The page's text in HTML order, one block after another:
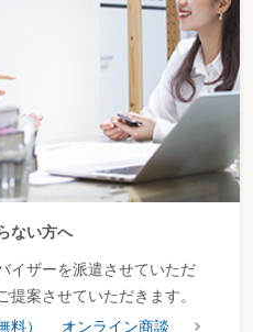
ない方へ
イザーを派遣させていただ
提案させていただきます。
料）
オンライン商談